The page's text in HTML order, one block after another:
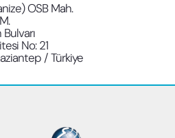
OSB Mah.
No: 21
/ Türkiye